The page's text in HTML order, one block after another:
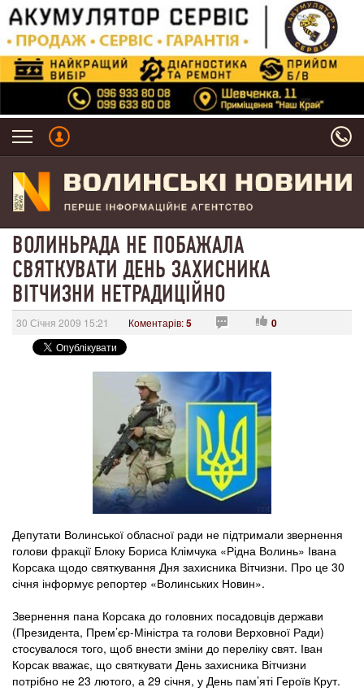
ВОЛИНЬРАДА НЕ ПОБАЖАЛА
СВЯТКУВАТИ ДЕНЬ ЗАХИСНИКА
ВІТЧИЗНИ НЕТРАДИЦІЙНО
30 Січня 2009 15:21 Коментарів:5 0
Депутати Волинської обласної ради не підтримали звернення
голови фракції Блоку Бориса Клімчука «Рідна Волинь» Івана
Корсака щодо святкування Дня захисника Вітчизни. Про це 30
січня інформує репортер «Волинських Новин».
Звернення пана Корсака до головних посадовців держави
(Президента, Прем’єр-Міністра та голови Верховної Ради)
стосувалося того, щоб внести зміни до переліку свят. Іван
Корсак вважає, що святкувати День захисника Вітчизни
потрібно не 23 лютого, а 29 січня, у День пам’яті Героїв Крут.